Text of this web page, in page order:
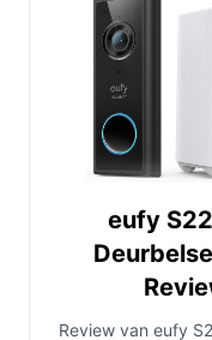
eufy
Review van eufy